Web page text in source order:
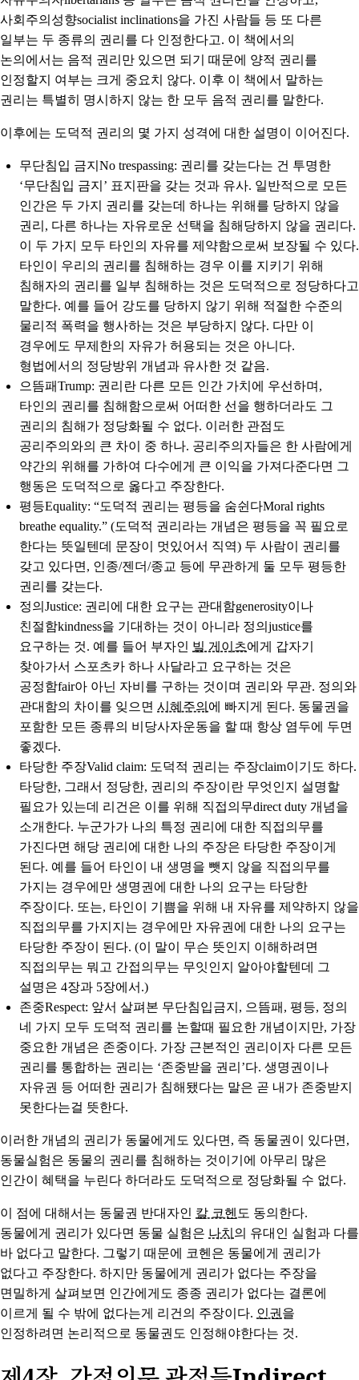
사회주의성향socialist inclinations을 가진 사람들 등 또 다른
일부는 두 종류의 권리를 다 인정한다고. 이 책에서의
논의에서는 음적 권리만 있으면 되기 때문에 양적 권리를
인정할지 여부는 크게 중요치 않다. 이후 이 책에서 말하는
권리는 특별히 명시하지 않는 한 모두 음적 권리를 말한다.
이후에는 도덕적 권리의 몇 가지 성격에 대한 설명이 이어진다.
무단침입 금지No trespassing: 권리를 갖는다는 건 투명한
‘무단침입 금지’ 표지판을 갖는 것과 유사. 일반적으로 모든
인간은 두 가지 권리를 갖는데 하나는 위해를 당하지 않을
권리, 다른 하나는 자유로운 선택을 침해당하지 않을 권리다.
이 두 가지 모두 타인의 자유를 제약함으로써 보장될 수 있다.
타인이 우리의 권리를 침해하는 경우 이를 지키기 위해
침해자의 권리를 일부 침해하는 것은 도덕적으로 정당하다고
말한다. 예를 들어 강도를 당하지 않기 위해 적절한 수준의
물리적 폭력을 행사하는 것은 부당하지 않다. 다만 이
경우에도 무제한의 자유가 허용되는 것은 아니다.
형법에서의 정당방위 개념과 유사한 것 같음.
으뜸패Trump: 권리란 다른 모든 인간 가치에 우선하며,
타인의 권리를 침해함으로써 어떠한 선을 행하더라도 그
권리의 침해가 정당화될 수 없다. 이러한 관점도
공리주의와의 큰 차이 중 하나. 공리주의자들은 한 사람에게
약간의 위해를 가하여 다수에게 큰 이익을 가져다준다면 그
행동은 도덕적으로 옳다고 주장한다.
평등Equality: “도덕적 권리는 평등을 숨쉰다Moral rights
breathe equality.” (도덕적 권리라는 개념은 평등을 꼭 필요로
한다는 뜻일텐데 문장이 멋있어서 직역) 두 사람이 권리를
갖고 있다면, 인종/젠더/종교 등에 무관하게 둘 모두 평등한
권리를 갖는다.
정의Justice: 권리에 대한 요구는 관대함generosity이나
친절함kindness을 기대하는 것이 아니라 정의justice를
요구하는 것. 예를 들어 부자인 빌 게이츠에게 갑자기
찾아가서 스포츠카 하나 사달라고 요구하는 것은
공정함fair아 아닌 자비를 구하는 것이며 권리와 무관. 정의와
관대함의 차이를 잊으면 시혜주의 에 빠지게 된다. 동물권을
포함한 모든 종류의 비당사자운동을 할 때 항상 염두에 두면
좋겠다.
타당한 주장Valid claim: 도덕적 권리는 주장claim이기도 하다.
타당한, 그래서 정당한, 권리의 주장이란 무엇인지 설명할
필요가 있는데 리건은 이를 위해 직접의무direct duty 개념을
소개한다. 누군가가 나의 특정 권리에 대한 직접의무를
가진다면 해당 권리에 대한 나의 주장은 타당한 주장이게
된다. 예를 들어 타인이 내 생명을 뺏지 않을 직접의무를
가지는 경우에만 생명권에 대한 나의 요구는 타당한
주장이다. 또는, 타인이 기쁨을 위해 내 자유를 제약하지 않을
직접의무를 가지지는 경우에만 자유권에 대한 나의 요구는
타당한 주장이 된다. (이 말이 무슨 뜻인지 이해하려면
직접의무는 뭐고 간접의무는 무잇인지 알아야할텐데 그
설명은 4장과 5장에서.)
존중Respect: 앞서 살펴본 무단침입금지, 으뜸패, 평등, 정의
네 가지 모두 도덕적 권리를 논할때 필요한 개념이지만, 가장
중요한 개념은 존중이다. 가장 근본적인 권리이자 다른 모든
권리를 통합하는 권리는 ‘존중받을 권리’다. 생명권이나
자유권 등 어떠한 권리가 침해됐다는 말은 곧 내가 존중받지
못한다는걸 뜻한다.
이러한 개념의 권리가 동물에게도 있다면, 즉 동물권이 있다면,
동물실험은 동물의 권리를 침해하는 것이기에 아무리 많은
인간이 혜택을 누린다 하더라도 도덕적으로 정당화될 수 없다.
이 점에 대해서는 동물권 반대자인 칼 코헨 도 동의한다.
동물에게 권리가 있다면 동물 실험은 나치 의 유대인 실험과 다를
바 없다고 말한다. 그렇기 때문에 코헨은 동물에게 권리가
없다고 주장한다. 하지만 동물에게 권리가 없다는 주장을
면밀하게 살펴보면 인간에게도 종종 권리가 없다는 결론에
이르게 될 수 밖에 없다는게 리건의 주장이다. 인권 을
인정하려면 논리적으로 동물권도 인정해야한다는 것.